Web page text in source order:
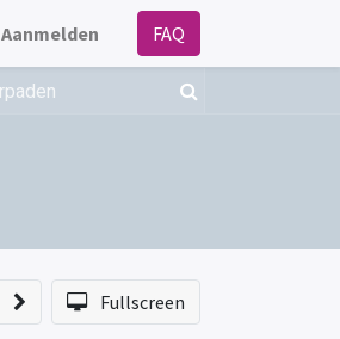
Aanmelden FAQ
Fullscreen